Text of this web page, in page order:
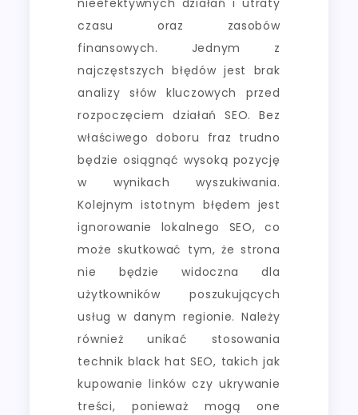
czasu oraz zasobów
finansowych. Jednym z
najczęstszych błędów jest brak
analizy słów kluczowych przed
rozpoczęciem działań SEO. Bez
właściwego doboru fraz trudno
będzie osiągnąć wysoką pozycję
w wynikach wyszukiwania.
Kolejnym istotnym błędem jest
ignorowanie lokalnego SEO, co
może skutkować tym, że strona
nie będzie widoczna dla
użytkowników poszukujących
usług w danym regionie. Należy
również unikać stosowania
technik black hat SEO, takich jak
kupowanie linków czy ukrywanie
treści, ponieważ mogą one